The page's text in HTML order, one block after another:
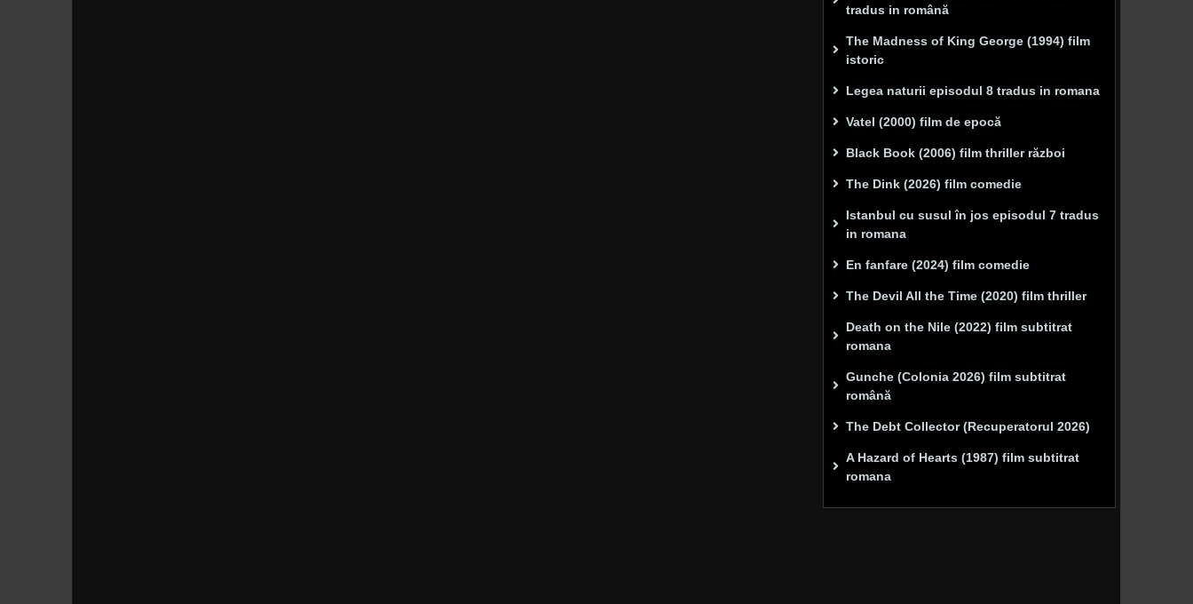
tradus in română
The Madness of King George (1994) film
istoric
Legea naturii episodul 8 tradus in romana
Vatel (2000) film de epocă
Black Book (2006) film thriller război
The Dink (2026) film comedie
Istanbul cu susul în jos episodul 7 tradus
in romana
En fanfare (2024) film comedie
The Devil All the Time (2020) film thriller
Death on the Nile (2022) film subtitrat
romana
Gunche (Colonia 2026) film subtitrat
română
The Debt Collector (Recuperatorul 2026)
A Hazard of Hearts (1987) film subtitrat
romana